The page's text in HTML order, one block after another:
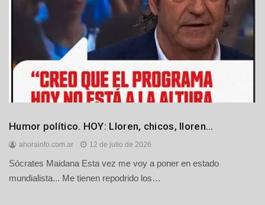
Humor
Humor político. HOY: Lloren, chicos, lloren…
ahorainfo.com.ar 12 de julio de 2026
Sócrates Maidana Esta vez me voy a poner en estado
mundialista... Me tienen repodrido los…